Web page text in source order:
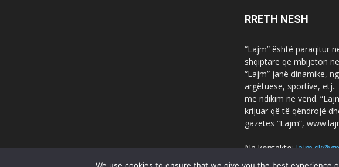
RRETH NESH
“Lajm” është paraqitur
shqiptare që mbijeton
“Lajm” janë dinamike,
argëtuese, sportive,
me ndikim në vend.
krijuar që të qëndrojë
gazetës “Lajm”,
Na kontakto: